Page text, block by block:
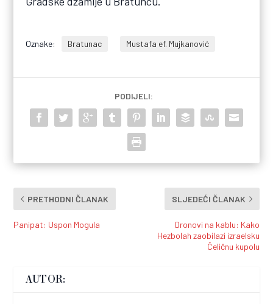
Oznake: Bratunac Mustafa ef. Mujkanović
PODIJELI:
PRETHODNI ČLANAK
Panipat: Uspon Mogula
SLJEDEĆI ČLANAK
Dronovi na kablu: Kako
Hezbolah zaobilazi izraelsku
Čeličnu kupolu
AUTOR: